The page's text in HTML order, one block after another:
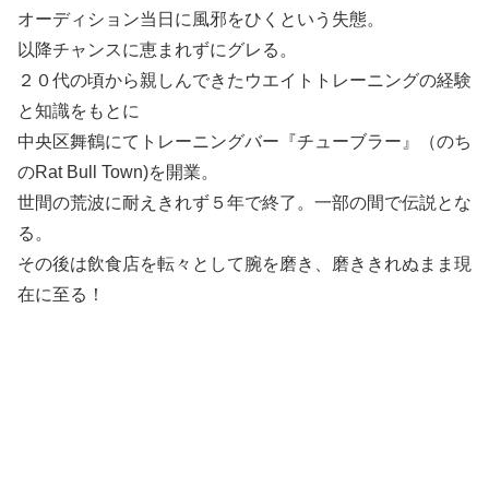
オーディション当日に風邪をひくという失態。
以降チャンスに恵まれずにグレる。
２０代の頃から親しんできたウエイトトレーニングの経験
と知識をもとに
中央区舞鶴にてトレーニングバー『チューブラー』（のち
のRat Bull Town)を開業。
世間の荒波に耐えきれず５年で終了。一部の間で伝説とな
る。
その後は飲食店を転々として腕を磨き、磨ききれぬまま現
在に至る！